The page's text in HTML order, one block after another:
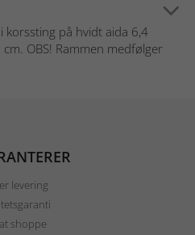
på hvidt aida 6,4
OBS! Rammen medfølger
levering
shoppe